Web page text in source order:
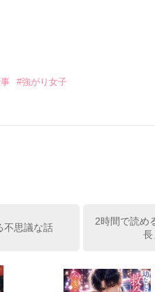
#強がり女子
不思議な話
2時間で読め
長